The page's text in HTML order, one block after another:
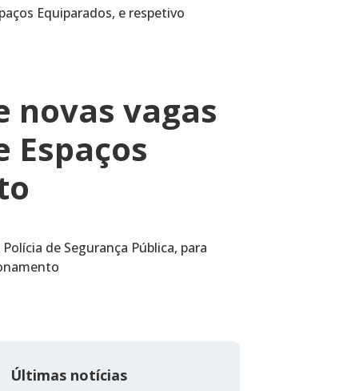
Equiparados, e respetivo
novas vagas
de Segurança Pública, para
Últimas notícias